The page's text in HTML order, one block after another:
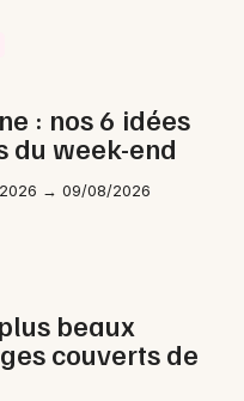
: nos 6 idées
du week-end
→ 09/08/2026
beaux
couverts de